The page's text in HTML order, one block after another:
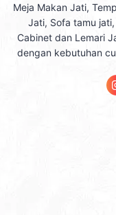
Meja Makan Jati,
Jati, Sofa tamu
Cabinet dan Lemari
dengan kebutuhan